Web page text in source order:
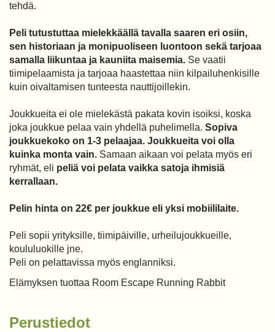
tehdä.
Peli tutustuttaa mielekkäällä tavalla saaren eri osiin,
sen historiaan ja monipuoliseen luontoon sekä tarjoaa
samalla liikuntaa ja kauniita maisemia. Se vaatii
tiimipelaamista ja tarjoaa haastettaa niin kilpailuhenkisille
kuin oivaltamisen tunteesta nauttijoillekin.
Joukkueita ei ole mielekästä pakata kovin isoiksi, koska
joka joukkue pelaa vain yhdellä puhelimella. Sopiva
joukkuekoko on 1-3 pelaajaa. Joukkueita voi olla
kuinka monta vain. Samaan aikaan voi pelata myös eri
ryhmät, eli peliä voi pelata vaikka satoja ihmisiä
kerrallaan.
Pelin hinta on 22€ per joukkue eli yksi mobiililaite.
Peli sopii yrityksille, tiimipäiville, urheilujoukkueille,
koululuokille jne.
Peli on pelattavissa myös englanniksi.
Elämyksen tuottaa Room Escape Running Rabbit
Perustiedot